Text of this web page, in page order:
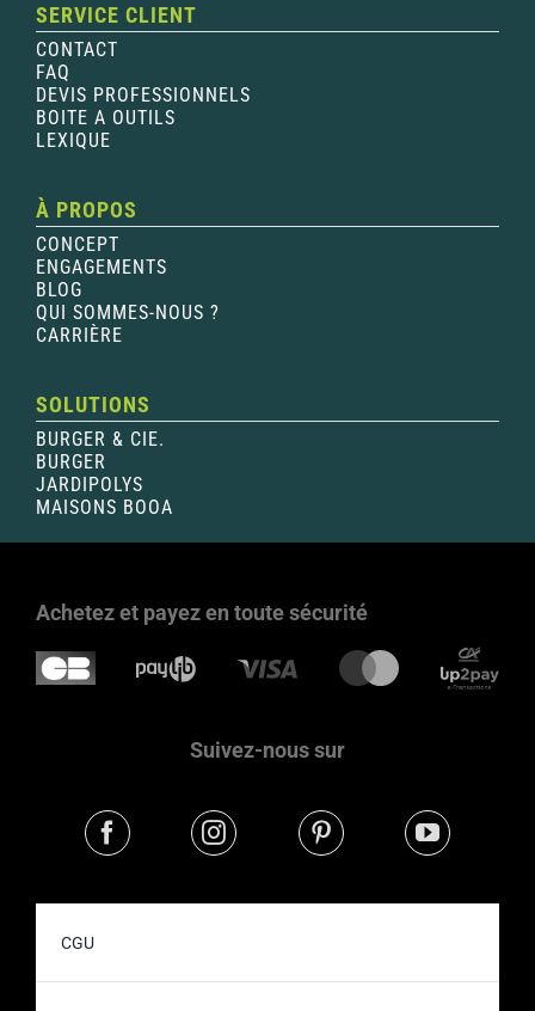
SERVICE CLIENT
CONTACT
FAQ
DEVIS PROFESSIONNELS
BOITE A OUTILS
LEXIQUE
À PROPOS
CONCEPT
ENGAGEMENTS
BLOG
QUI SOMMES-NOUS ?
CARRIÈRE
SOLUTIONS
BURGER & CIE.
BURGER
JARDIPOLYS
MAISONS BOOA
Achetez et payez en toute sécurité
Suivez-nous sur
CGU